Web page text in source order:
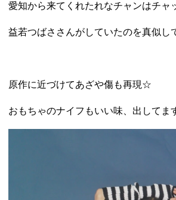
愛知から来てくれたれなチャンはチャ
益若つばささんがしていたのを真似
原作に近づけてあざや傷も再現☆
おもちゃのナイフもいい味、出してま